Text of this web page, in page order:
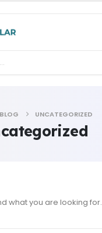
BLOG UNCATEGORIZED
what you are looking for.